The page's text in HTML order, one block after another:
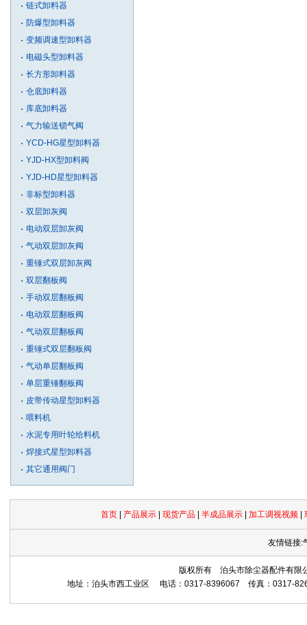
链式卸料器
防爆型卸料器
变频调速型卸料器
电磁头型卸料器
长方形卸料器
仓底卸料器
库底卸料器
气力输送锁气阀
YCD-HG星型卸料器
YJD-HX型卸料阀
YJD-HD星型卸料器
非标型卸料器
双层卸灰阀
电动双层卸灰阀
气动双层卸灰阀
重锤式双层卸灰阀
双层翻板阀
手动双层翻板阀
电动双层翻板阀
气动双层翻板阀
重锤式双层翻板阀
气动单层翻板阀
单层重锤翻板阀
皮带传动星型卸料器
喂料机
水泥专用叶轮给料机
焊接式星型卸料器
其它通用阀门
首页| 产品展示| 现货产品| 半成品展示| 加工调视视频|
友情链接:
版权所有 泊头市除尘器配件有
地址：泊头市西工业区 电话：0317-8396067 传真：0317-